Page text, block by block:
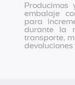
Producimos
embalaje
para
durante la
transporte,
devoluciones